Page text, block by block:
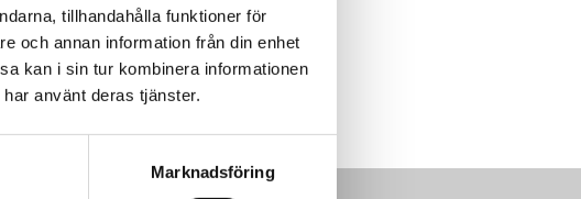
tillhandahålla funktioner för
och annan information från din enhet
kan i sin tur kombinera informationen
använt deras tjänster.
Marknadsföring